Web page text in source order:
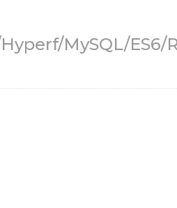
MySQL/ES6/